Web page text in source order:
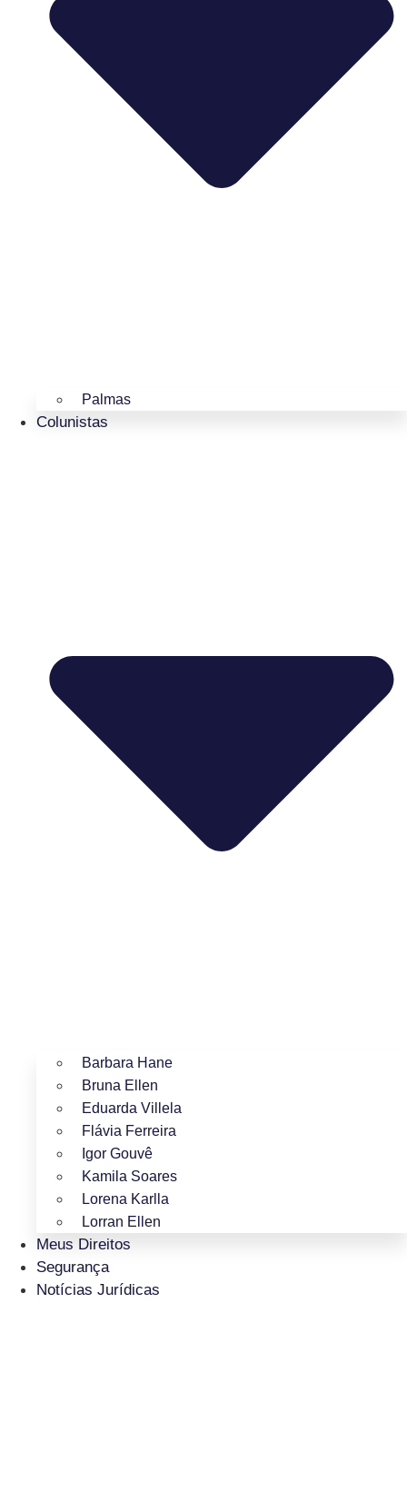
Palmas
Colunistas
Barbara Hane
Bruna Ellen
Eduarda Villela
Flávia Ferreira
Igor Gouvê
Kamila Soares
Lorena Karlla
Lorran Ellen
Meus Direitos
Segurança
Notícias Jurídicas